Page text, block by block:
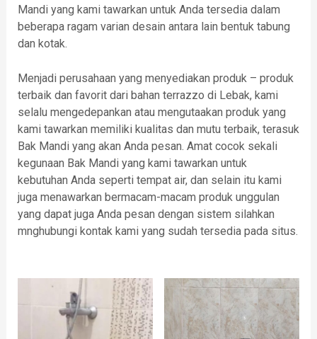
Mandi yang kami tawarkan untuk Anda tersedia dalam
beberapa ragam varian desain antara lain bentuk tabung
dan kotak.
Menjadi perusahaan yang menyediakan produk – produk
terbaik dan favorit dari bahan terrazzo di Lebak, kami
selalu mengedepankan atau mengutaakan produk yang
kami tawarkan memiliki kualitas dan mutu terbaik, terasuk
Bak Mandi yang akan Anda pesan. Amat cocok sekali
kegunaan Bak Mandi yang kami tawarkan untuk
kebutuhan Anda seperti tempat air, dan selain itu kami
juga menawarkan bermacam-macam produk unggulan
yang dapat juga Anda pesan dengan sistem silahkan
mnghubungi kontak kami yang sudah tersedia pada situs.